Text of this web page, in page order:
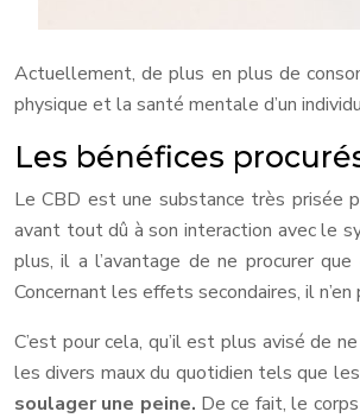
Actuellement, de plus en plus de
physique et la santé mentale d’un
Les bénéfices
Le CBD est une substance très prisée
avant tout dû à son interaction avec le
plus, il a l’avantage de ne procurer
Concernant les effets secondaires, il
C’est pour cela, qu’il est plus avisé de
les divers maux du quotidien tels que
soulager une peine. De ce fait, le